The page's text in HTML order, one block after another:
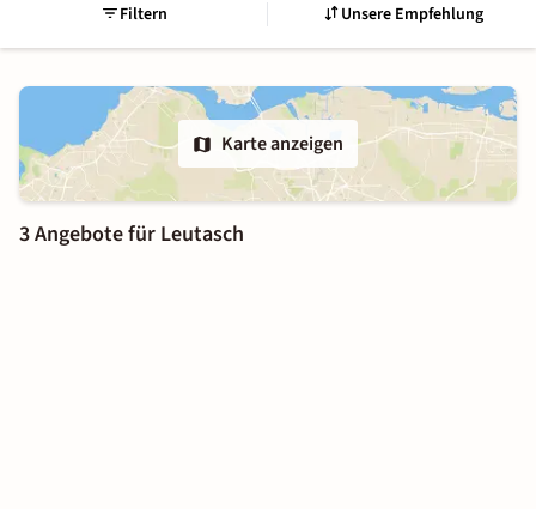
Filtern Unsere Empfehlung
Karte anzeigen
3 Angebote für Leutasch